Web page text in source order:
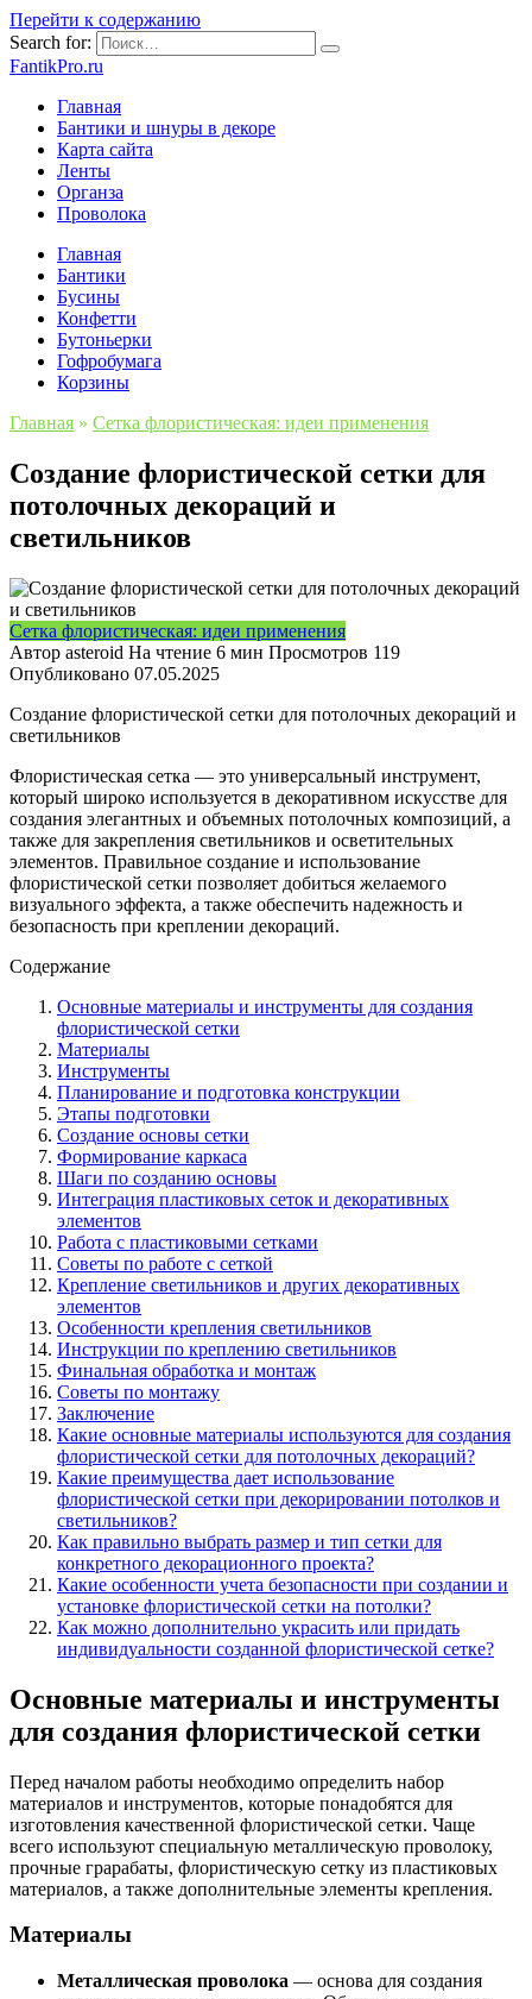
Перейти к содержанию
Search for:
FantikPro.ru
Главная
Бантики и шнуры в декоре
Карта сайта
Ленты
Органза
Проволока
Главная
Бантики
Бусины
Конфетти
Бутоньерки
Гофробумага
Корзины
Главная » Сетка флористическая: идеи применения
Создание флористической сетки для
потолочных декораций и
светильников
Сетка флористическая: идеи применения
Автор asteroid На чтение 6 мин Просмотров 119
Опубликовано 07.05.2025
Создание флористической сетки для потолочных декораций и
светильников
Флористическая сетка — это универсальный инструмент,
который широко используется в декоративном искусстве для
создания элегантных и объемных потолочных композиций, а
также для закрепления светильников и осветительных
элементов. Правильное создание и использование
флористической сетки позволяет добиться желаемого
визуального эффекта, а также обеспечить надежность и
безопасность при креплении декораций.
Содержание
Основные материалы и инструменты для создания
флористической сетки
Материалы
Инструменты
Планирование и подготовка конструкции
Этапы подготовки
Создание основы сетки
Формирование каркаса
Шаги по созданию основы
Интеграция пластиковых сеток и декоративных
элементов
Работа с пластиковыми сетками
Советы по работе с сеткой
Крепление светильников и других декоративных
элементов
Особенности крепления светильников
Инструкции по креплению светильников
Финальная обработка и монтаж
Советы по монтажу
Заключение
Какие основные материалы используются для создания
флористической сетки для потолочных декораций?
Какие преимущества дает использование
флористической сетки при декорировании потолков и
светильников?
Как правильно выбрать размер и тип сетки для
конкретного декорационного проекта?
Какие особенности учета безопасности при создании и
установке флористической сетки на потолки?
Как можно дополнительно украсить или придать
индивидуальности созданной флористической сетке?
Основные материалы и инструменты
для создания флористической сетки
Перед началом работы необходимо определить набор
материалов и инструментов, которые понадобятся для
изготовления качественной флористической сетки. Чаще
всего используют специальную металлическую проволоку,
прочные грарабаты, флористическую сетку из пластиковых
материалов, а также дополнительные элементы крепления.
Материалы
Металлическая проволока — основа для создания